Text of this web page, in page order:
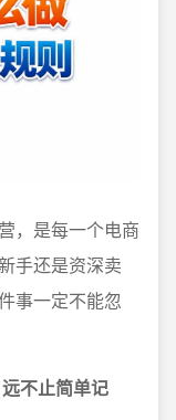
，是每一个电商
手还是资深卖
事一定不能忽
不止简单记